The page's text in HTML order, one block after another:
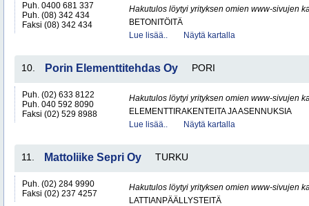
Puh. 0400 681 337
Puh. (08) 342 434
Faksi (08) 342 434
Hakutulos löytyi yrityksen omien www-sivujen
BETONITÖITÄ
Lue lisää..
Näytä kartalla
10. Porin Elementtitehdas Oy PORI
Puh. (02) 633 8122
Puh. 040 592 8090
Faksi (02) 529 8988
Hakutulos löytyi yrityksen omien www-sivujen
ELEMENTTIRAKENTEITA JA ASENNUKSIA
Lue lisää..
Näytä kartalla
11. Mattoliike Sepri Oy TURKU
Puh. (02) 284 9990
Faksi (02) 237 4257
Hakutulos löytyi yrityksen omien www-sivujen
LATTIANPÄÄLLYSTEITÄ